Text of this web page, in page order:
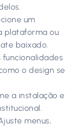
um
plataforma ou
baixado.
funcionalidades
o design se
a instalação e
menus,